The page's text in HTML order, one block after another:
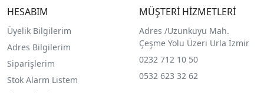
HESABIM
Üyelik Bilgilerim
Adres Bilgilerim
Siparişlerim
Stok Alarm Listem
MÜŞTERİ HİZMETLERİ
Adres /Uzunkuyu Mah.
Çeşme Yolu Üzeri Urla İzmir
0232 712 10 50
0532 623 32 62